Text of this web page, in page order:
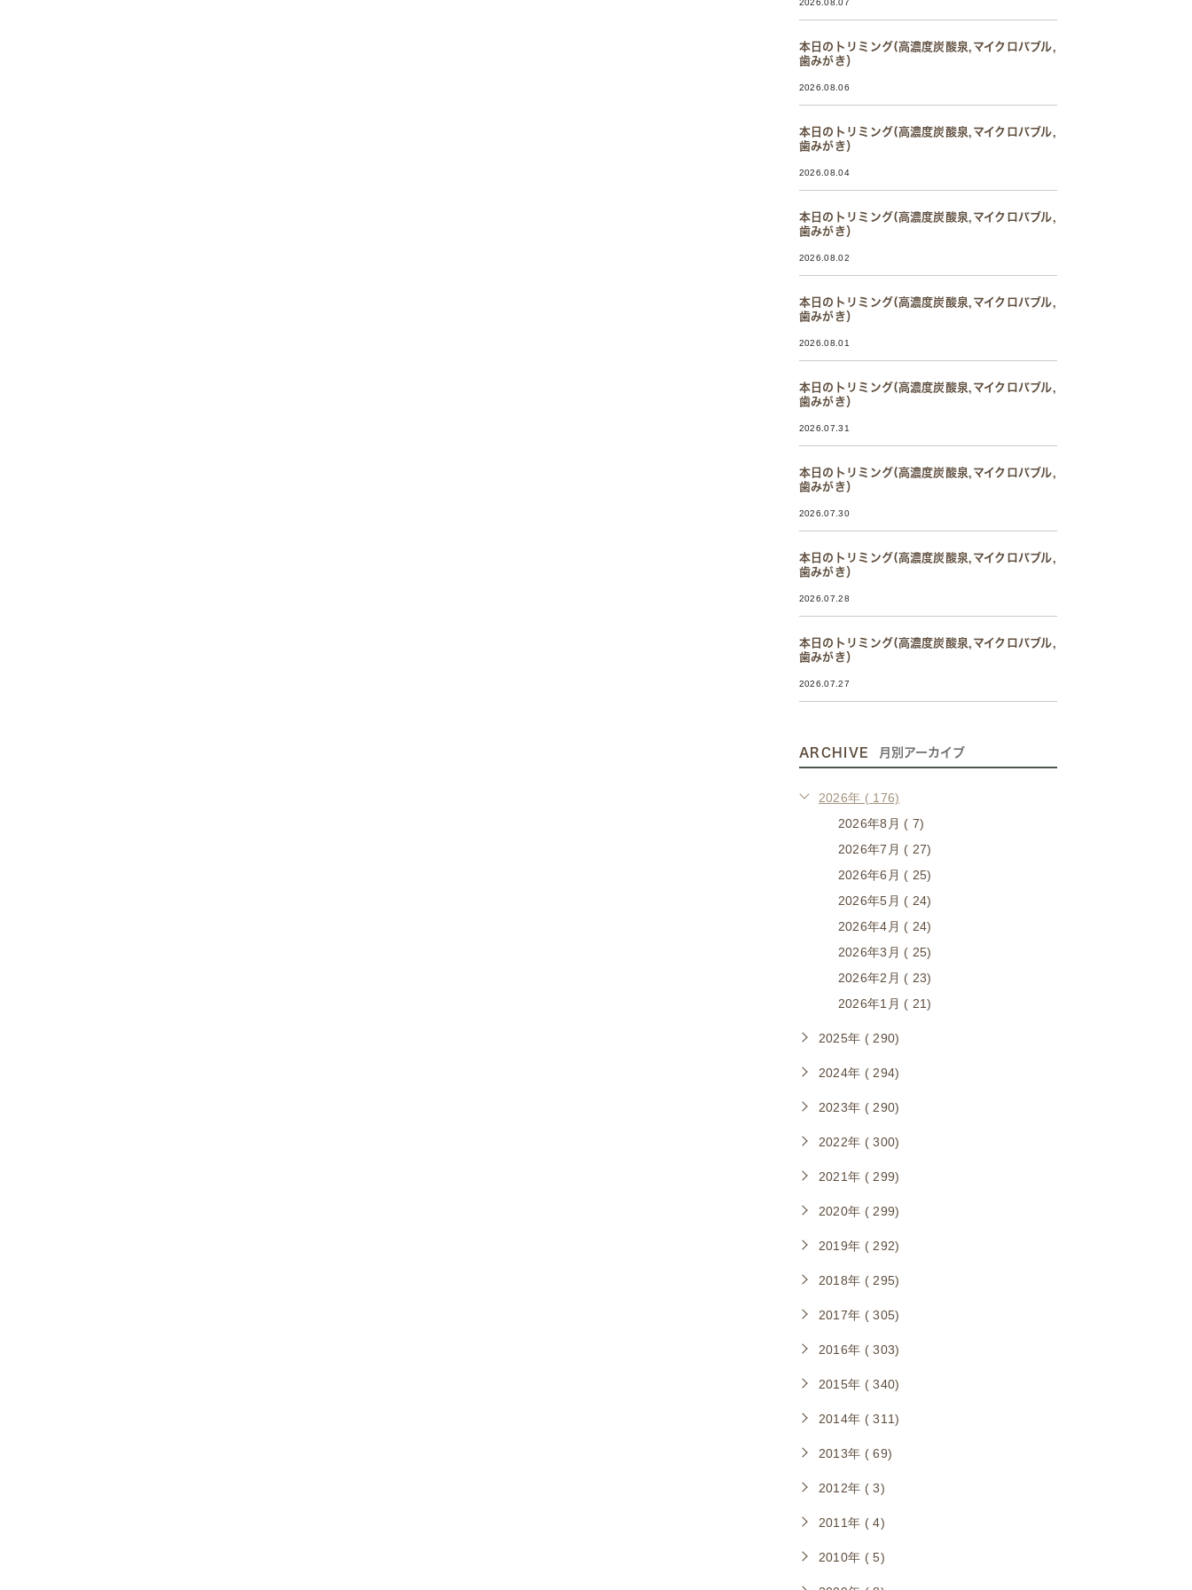
2026.08.07
本日のトリミング(高濃度炭酸泉,マイクロバブル,
歯みがき）
2026.08.06
本日のトリミング(高濃度炭酸泉,マイクロバブル,
歯みがき）
2026.08.04
本日のトリミング(高濃度炭酸泉,マイクロバブル,
歯みがき）
2026.08.02
本日のトリミング(高濃度炭酸泉,マイクロバブル,
歯みがき）
2026.08.01
本日のトリミング(高濃度炭酸泉,マイクロバブル,
歯みがき）
2026.07.31
本日のトリミング(高濃度炭酸泉,マイクロバブル,
歯みがき）
2026.07.30
本日のトリミング(高濃度炭酸泉,マイクロバブル,
歯みがき）
2026.07.28
本日のトリミング(高濃度炭酸泉,マイクロバブル,
歯みがき）
2026.07.27
ARCHIVE 月別アーカイブ
2026年 ( 176)
2026年8月 ( 7)
2026年7月 ( 27)
2026年6月 ( 25)
2026年5月 ( 24)
2026年4月 ( 24)
2026年3月 ( 25)
2026年2月 ( 23)
2026年1月 ( 21)
2025年 ( 290)
2024年 ( 294)
2023年 ( 290)
2022年 ( 300)
2021年 ( 299)
2020年 ( 299)
2019年 ( 292)
2018年 ( 295)
2017年 ( 305)
2016年 ( 303)
2015年 ( 340)
2014年 ( 311)
2013年 ( 69)
2012年 ( 3)
2011年 ( 4)
2010年 ( 5)